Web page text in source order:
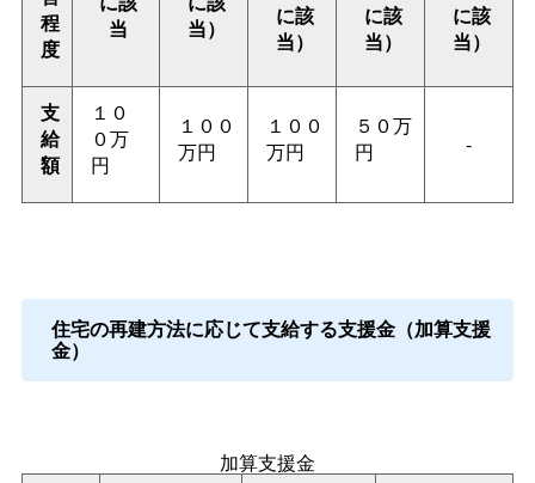
程
度
当
当）
に該
当）
に該
当）
に該
当）
支
給
額
１０
０万
円
１００
万円
１００
万円
５０万
円
-
住宅の再建方法に応じて支給する支援金（加算支援
金）
加算支援金